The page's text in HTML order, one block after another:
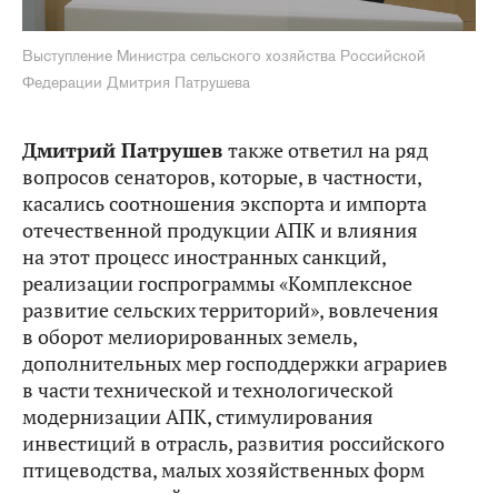
Выступление Министра сельского хозяйства Российской
Федерации Дмитрия Патрушева
Дмитрий Патрушев также ответил на ряд
вопросов сенаторов, которые, в частности,
касались соотношения экспорта и импорта
отечественной продукции АПК и влияния
на этот процесс иностранных санкций,
реализации госпрограммы «Комплексное
развитие сельских территорий», вовлечения
в оборот мелиорированных земель,
дополнительных мер господдержки аграриев
в части технической и технологической
модернизации АПК, стимулирования
инвестиций в отрасль, развития российского
птицеводства, малых хозяйственных форм